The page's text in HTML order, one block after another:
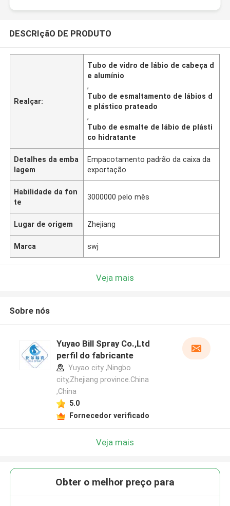
DESCRIçãO DE PRODUTO
Realçar:
Tubo de vidro de lábio de cabeça d
e alumínio
,
Tubo de esmaltamento de lábios d
e plástico prateado
,
Tubo de esmalte de lábio de plásti
co hidratante
Detalhes da emba
lagem
Empacotamento padrão da caixa da
exportação
Habilidade da fon
te
3000000 pelo mês
Lugar de origem Zhejiang
Marca swj
Veja mais
Sobre nós
Yuyao Bill Spray Co.,Ltd
perfil do fabricante
Yuyao city ,Ningbo
city,Zhejiang province.China
,China
5.0
Fornecedor verificado
Veja mais
Obter o melhor preço para